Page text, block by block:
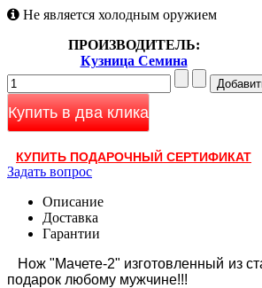
Не является холодным оружием
ПРОИЗВОДИТЕЛЬ:
Кузница Семина
Купить в два клика
КУПИТЬ ПОДАРОЧНЫЙ СЕРТИФИКАТ
Задать вопрос
Описание
Доставка
Гарантии
Нож "Мачете-2" изготовленный из
подарок любому мужчине!!!